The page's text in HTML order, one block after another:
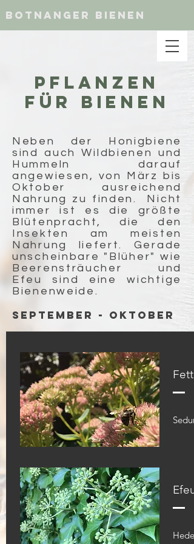
botnanger bienen
PFLANZEN
FÜR BIENEN
Neben der Honigbiene
sind auch Wildbienen und
Hummeln darauf
angewiesen, von März bis
Oktober ausreichend
Nahrung zu finden. Nicht
immer ist es die größte
Blütenpracht, die den
Insekten am meisten
Nahrung liefert. Gerade
unscheinbare "Blüher" wie
Beerensträucher und
Efeu sind eine wichtige
Bienenweide.
September - Oktober
Efeu